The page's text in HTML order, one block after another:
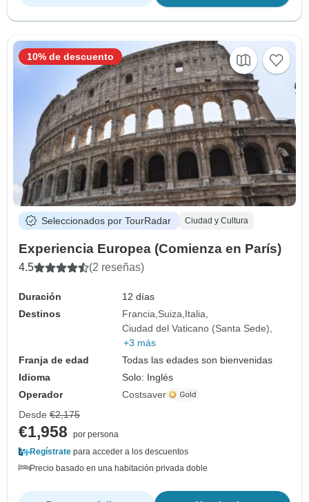
Seleccionados por TourRadar Ciudad y Cultura
Experiencia Europea (Comienza en París)
4.5 (2 reseñas)
Duración
12 días
Destinos
Francia Suiza Italia
Ciudad del Vaticano (Santa Sede)
+3 más
Franja de edad
Todas las edades son bienvenidas
Idioma
Solo: Inglés
Operador
Costsaver
10% de descuento
Desde €2,175
€1,958
por persona
Regístrate para acceder a los descuentos
Precio basado en una habitación privada doble